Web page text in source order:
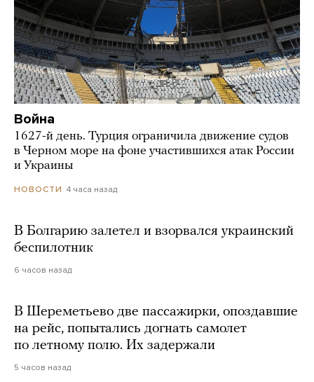
Война
1627-й день. Турция ограничила движение судов
в Черном море на фоне участившихся атак России
и Украины
НОВОСТИ 4 часа назад
В Болгарию залетел и взорвался украинский
беспилотник
6 часов назад
В Шереметьево две пассажирки, опоздавшие
на рейс, попытались догнать самолет
по летному полю. Их задержали
5 часов назад